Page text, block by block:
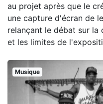
au projet après que le
une capture d'écran de
relançant le débat sur
et les limites de
Musique